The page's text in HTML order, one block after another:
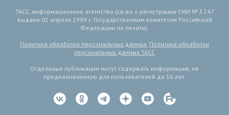
ТАСС, информационное агентство (св-во о регистрации СМИ № 3 247
выдано 02 апреля 1999 г. Государственным комитетом Российской
Федерации по печати).
Политика обработки персональных данных, Политика обработки
персональных данных ТАСС
Отдельные публикации могут содержать информацию, не
предназначенную для пользователей до 16 лет.